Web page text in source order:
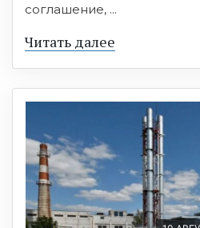
соглашение, ...
Читать далее